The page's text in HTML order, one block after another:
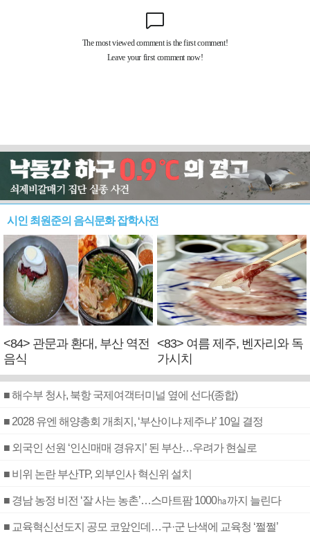
시인 최원준의 음식문화 잡학사전
<84> 관문과 환대, 부산 역전
음식
<83> 여름 제주, 벤자리와 독
가시치
■ 해수부 청사, 북항 국제여객터미널 옆에 선다(종합)
■ 2028 유엔 해양총회 개최지, ‘부산이냐 제주냐’ 10일 결정
■ 외국인 선원 ‘인신매매 경유지’ 된 부산…우려가 현실로
■ 비위 논란 부산TP, 외부인사 혁신위 설치
■ 경남 농정 비전 ‘잘 사는 농촌’…스마트팜 1000㏊까지 늘린다
■ 교육혁신선도지 공모 코앞인데…구·군 난색에 교육청 ‘쩔쩔’